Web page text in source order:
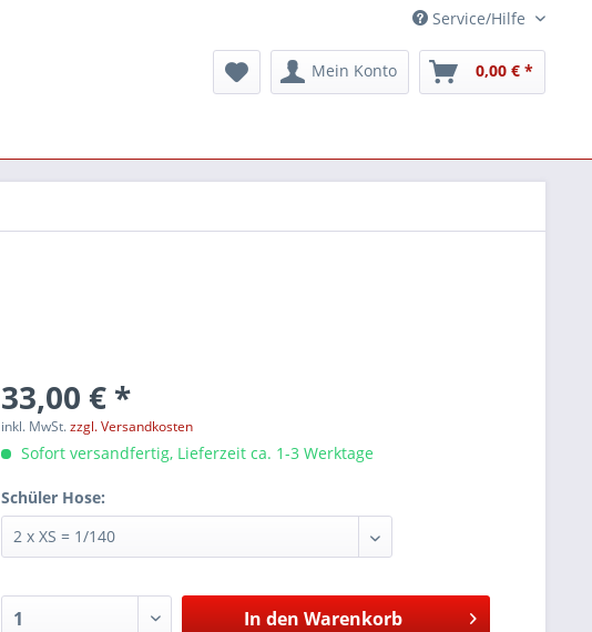
Service/Hilfe
Mein Konto 0,00 € *
33,00 € *
inkl. MwSt.zzgl. Versandkosten
Sofort versandfertig, Lieferzeit ca. 1-3 Werktage
Schüler Hose:
In den Warenkorb